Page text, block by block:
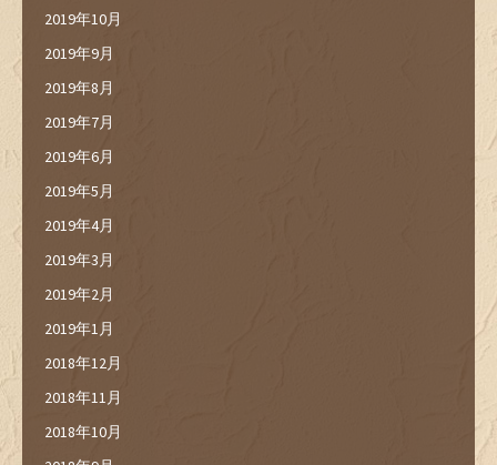
2019年10月
2019年9月
2019年8月
2019年7月
2019年6月
2019年5月
2019年4月
2019年3月
2019年2月
2019年1月
2018年12月
2018年11月
2018年10月